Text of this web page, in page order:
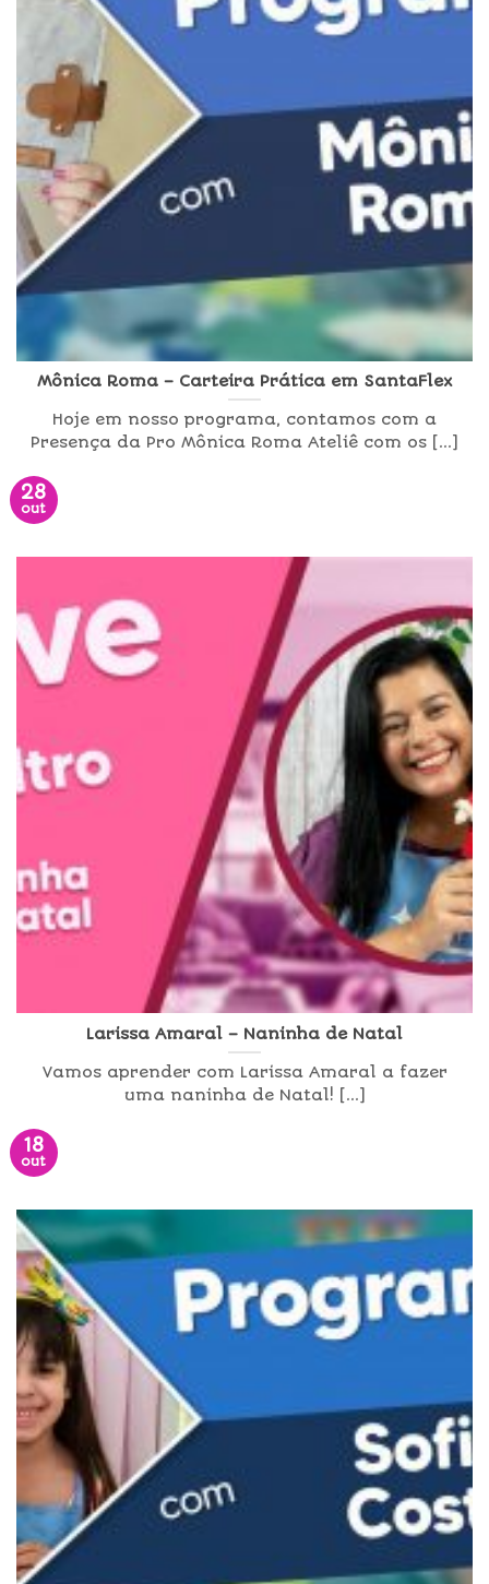
Mônica Roma – Carteira Prática em SantaFlex
Hoje em nosso programa, contamos com a
Presença da Pro Mônica Roma Ateliê com os [...]
28
out
Larissa Amaral – Naninha de Natal
Vamos aprender com Larissa Amaral a fazer
uma naninha de Natal! [...]
18
out